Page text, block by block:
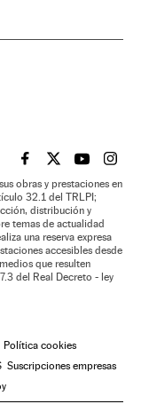
EL PAÍS BRASIL EN
EL PAÍSEL PAÍS
EL
obras y prestaciones en
32.1 del TRLPI;
distribución y
temas de actualidad
una reserva expresa
accesibles desde
que resulten
del Real Decreto - ley
Política cookies
Suscripciones empresas